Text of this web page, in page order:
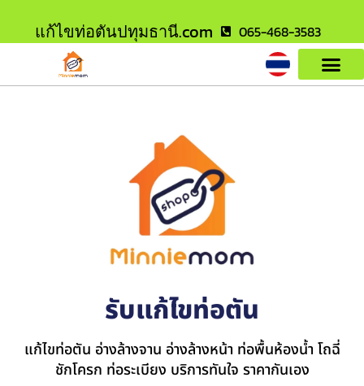
แก้ไขท่อตันปทุมธานี.com 065-468-3583
รับแก้ไขท่อตัน
แก้ไขท่อตัน อ่างล้างจาน อ่างล้างหน้า ท่อพื้นห้องน้ำ โถฉี่
ชักโครก ท่อระเบียง บริการทันใจ ราคากันเอง